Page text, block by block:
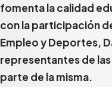
fomenta la calidad
con la participación
Empleo y Deportes,
representantes de
parte de la misma.